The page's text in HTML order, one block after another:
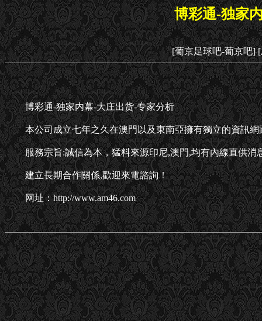
博彩通-独家
[葡京足球吧-葡京吧] [
博彩通-独家内幕-大庄出货-专家分析
本公司成立七年之久在澳門以及東南亞擁有獨立的資訊
服務宗旨:誠信為本，猛料來源印尼,澳門,均有內線直供消
建立長期合作關係,歡迎來電諮詢！
网址：http://www.am46.com